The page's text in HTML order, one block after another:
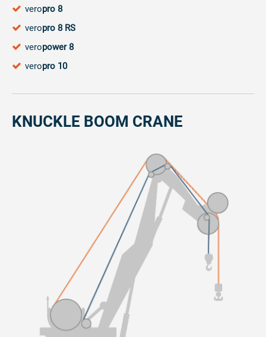
veropro 8
veropro 8 RS
veropower 8
veropro 10
KNUCKLE BOOM CRANE